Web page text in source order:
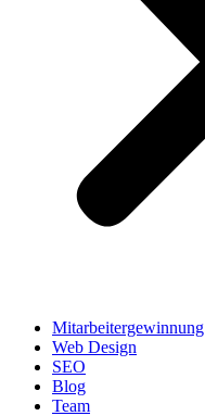
Mitarbeitergewinnung
Web Design
SEO
Blog
Team